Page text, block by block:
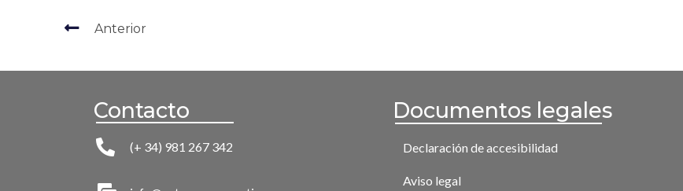
Anterior
Contacto
(+ 34) 981 267 342
Documentos legales
Declaración de accesibilidad
Aviso legal